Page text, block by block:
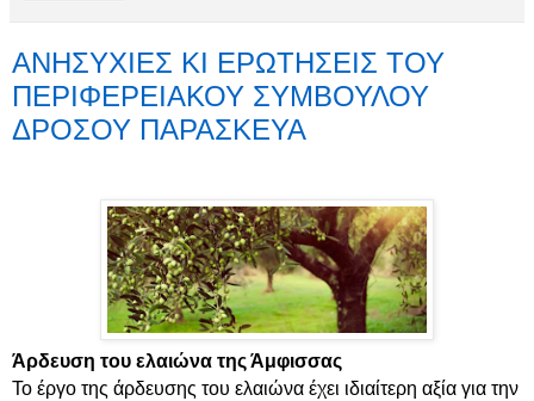
ΑΝΗΣΥΧΙΕΣ ΚΙ ΕΡΩΤΗΣΕΙΣ ΤΟΥ
ΠΕΡΙΦΕΡΕΙΑΚΟΥ ΣΥΜΒΟΥΛΟΥ
ΔΡΟΣΟΥ ΠΑΡΑΣΚΕΥΑ
Άρδευση του ελαιώνα της Άμφισσας
Το έργο της άρδευσης του ελαιώνα έχει ιδιαίτερη αξία για την